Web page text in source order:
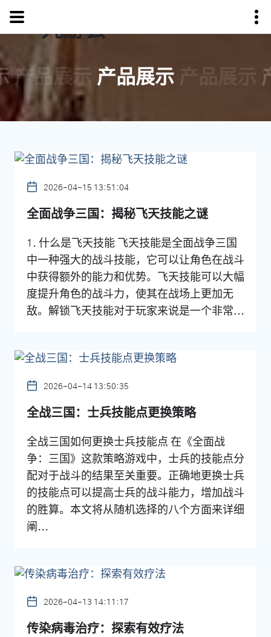
产品展示 产品展示 产品展示
2026-04-15 13:51:04
全面战争三国：揭秘飞天技能之谜
1. 什么是飞天技能 飞天技能是全面战争三国
中一种强大的战斗技能，它可以让角色在战斗
中获得额外的能力和优势。飞天技能可以大幅
度提升角色的战斗力，使其在战场上更加无
敌。解锁飞天技能对于玩家来说是一个非常...
2026-04-14 13:50:35
全战三国：士兵技能点更换策略
全战三国如何更换士兵技能点 在《全面战
争：三国》这款策略游戏中，士兵的技能点分
配对于战斗的结果至关重要。正确地更换士兵
的技能点可以提高士兵的战斗能力，增加战斗
的胜算。本文将从随机选择的八个方面来详细
阐...
2026-04-13 14:11:17
传染病毒治疗：探索有效疗法